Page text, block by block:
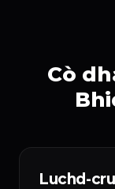
Cò
Luchd-